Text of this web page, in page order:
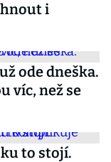
i
ode dneška.
víc, než se
to stojí.